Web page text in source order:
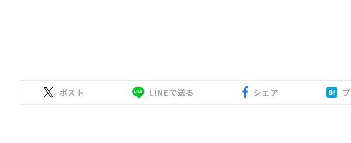
ポスト LINEで送る シェア